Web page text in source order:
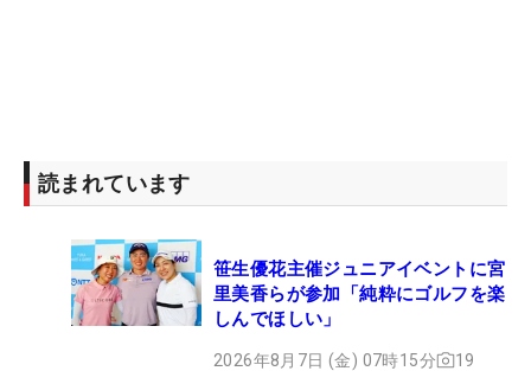
読まれています
笹生優花主催ジュニアイベントに宮
里美香らが参加「純粋にゴルフを楽
しんでほしい」
2026年8月7日 (金) 07時15分 19